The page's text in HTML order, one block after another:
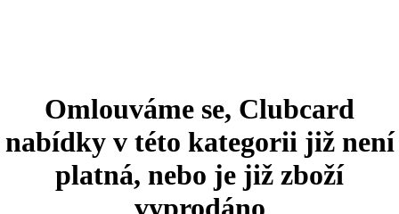
Omlouváme se, Clubcard
nabídky v této kategorii již není
platná, nebo je již zboží